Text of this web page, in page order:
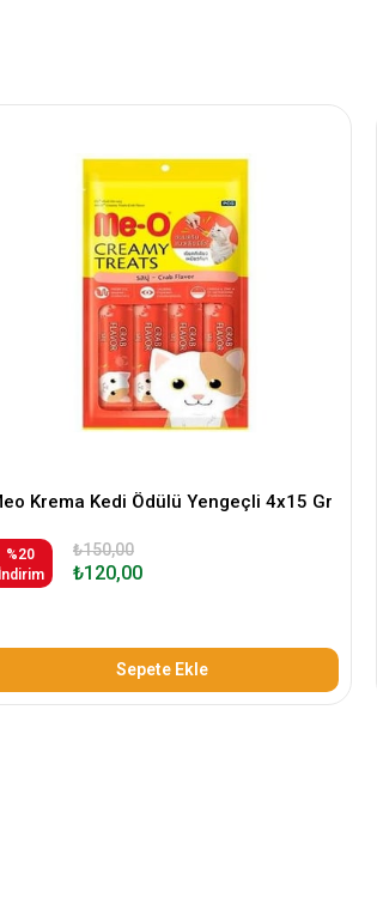
Krema Kedi Ödülü Yengeçli 4x15 Gr
%20
İndirim
₺120,00
₺150,00
Sepete Ekle